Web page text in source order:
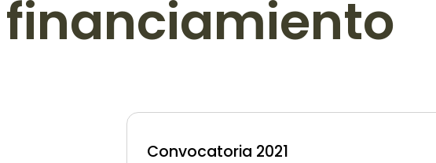
financiamiento
Convocatoria 2021